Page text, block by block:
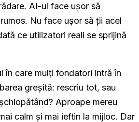
AI-ul face ușor să
Nu face ușor să ții acel
ce utilizatori reali se sprijină
în care mulți fondatori intră în
greșită: rescriu tot, sau
Aproape mereu
calm și mai ieftin la mijloc. Dar